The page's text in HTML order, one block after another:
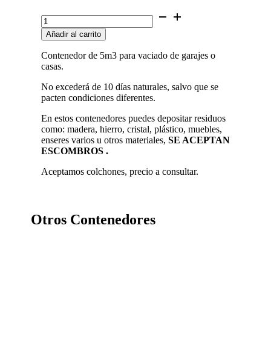
Contenedor
de
5m3
vaciado
de
o
casas
Añadir al carrito
Contenedor de 5m3 para vaciado de garajes o
casas.
No excederá de 10 días naturales, salvo que se
pacten condiciones diferentes.
En estos contenedores puedes depositar residuos
como: madera, hierro, cristal, plástico, muebles,
enseres varios u otros materiales, SE ACEPTAN
ESCOMBROS .
Aceptamos colchones, precio a consultar.
Otros Contenedores